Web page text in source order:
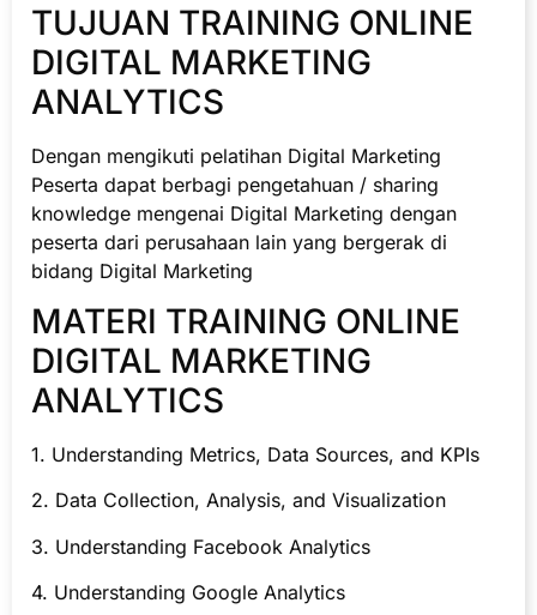
TUJUAN TRAINING ONLINE
DIGITAL MARKETING
ANALYTICS
Dengan mengikuti pelatihan Digital Marketing
Peserta dapat berbagi pengetahuan / sharing
knowledge mengenai Digital Marketing dengan
peserta dari perusahaan lain yang bergerak di
bidang Digital Marketing
MATERI TRAINING ONLINE
DIGITAL MARKETING
ANALYTICS
1. Understanding Metrics, Data Sources, and KPIs
2. Data Collection, Analysis, and Visualization
3. Understanding Facebook Analytics
4. Understanding Google Analytics